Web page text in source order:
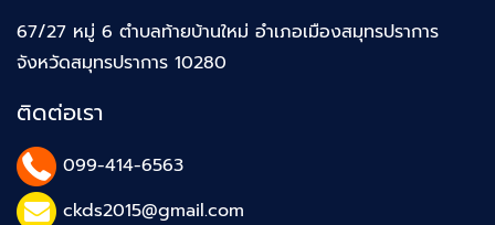
67/27 หมู่ 6 ตำบลท้ายบ้านใหม่ อำเภอเมืองสมุทรปราการ
จังหวัดสมุทรปราการ 10280
ติดต่อเรา
099-414-6563
ckds2015@gmail.com